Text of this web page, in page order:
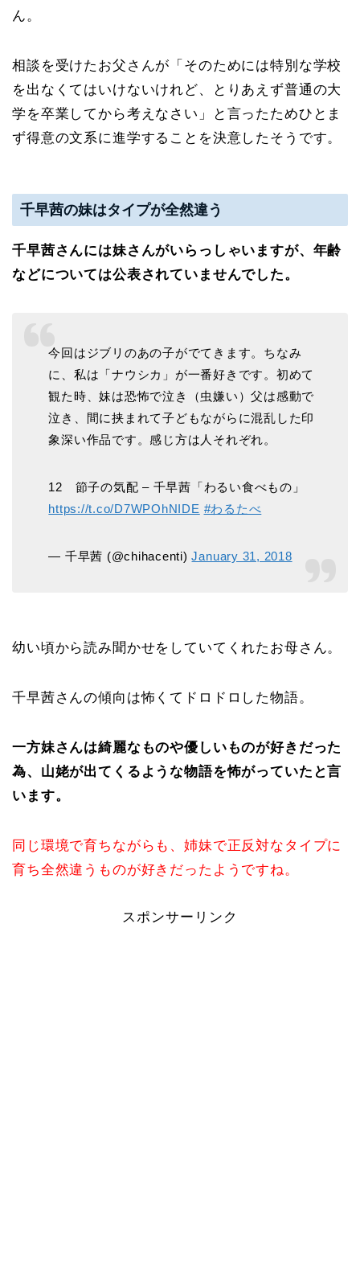
ん。
相談を受けたお父さんが「そのためには特別な学校
を出なくてはいけないけれど、とりあえず普通の大
学を卒業してから考えなさい」と言ったためひとま
ず得意の文系に進学することを決意したそうです。
千早茜の妹はタイプが全然違う
千早茜さんには妹さんがいらっしゃいますが、年齢
などについては公表されていませんでした。
今回はジブリのあの子がでてきます。ちなみ
に、私は「ナウシカ」が一番好きです。初めて
観た時、妹は恐怖で泣き（虫嫌い）父は感動で
泣き、間に挟まれて子どもながらに混乱した印
象深い作品です。感じ方は人それぞれ。
12 節子の気配 – 千早茜「わるい食べもの」
https://t.co/D7WPOhNIDE #わるたべ
— 千早茜 (@chihacenti)January 31, 2018
幼い頃から読み聞かせをしていてくれたお母さん。
千早茜さんの傾向は怖くてドロドロした物語。
一方妹さんは綺麗なものや優しいものが好きだった
為、山姥が出てくるような物語を怖がっていたと言
います。
同じ環境で育ちながらも、姉妹で正反対なタイプに
育ち全然違うものが好きだったようですね。
スポンサーリンク